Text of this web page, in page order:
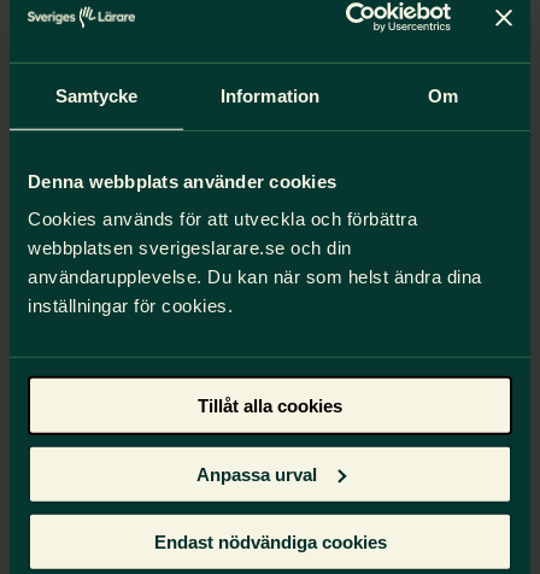
Samtycke Information Om
Denna webbplats använder cookies
Cookies används för att utveckla och förbättra
webbplatsen sverigeslarare.se och din
användarupplevelse. Du kan när som helst ändra dina
inställningar för cookies.
Tillåt alla cookies
Anpassa urval
Endast nödvändiga cookies
mödraskyddsdirektivet.
sertillatt det snarast görs nödvändiga förändringar
i lagstiftningen. Det krävs för att gravida som av
arbetsmiljöngesen rättvis ersättning via
socialförsäkringen.Det är viktigt för våra
medlemmar attdettaändras, säger
Vi backar dig